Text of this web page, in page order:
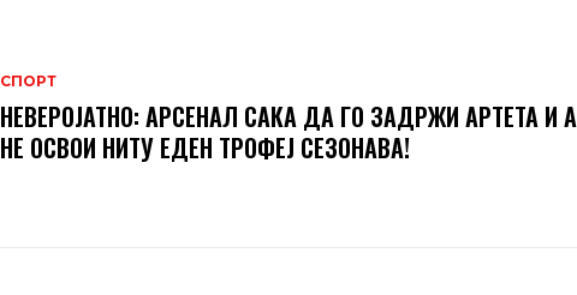
СПОРТ
НЕВЕРОЈАТНО: АРСЕНАЛ САКА ДА ГО ЗАДРЖИ АРТЕТА И
НЕ ОСВОИ НИТУ ЕДЕН ТРОФЕЈ СЕЗОНАВА!